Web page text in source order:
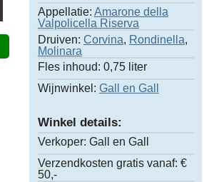
Appellatie: Amarone della
Valpolicella Riserva
Druiven: Corvina, Rondinella,
Molinara
Fles inhoud: 0,75 liter
Wijnwinkel: Gall en Gall
Winkel details:
Verkoper: Gall en Gall
Verzendkosten gratis vanaf: €
50,-